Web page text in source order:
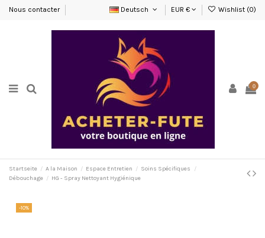
Nous contacter Deutsch EUR € Wishlist (0)
0
Startseite A la Maison Espace Entretien
Soins Spécifiques
Débouchage
HG - Spray Nettoyant Hygiénique
-10%